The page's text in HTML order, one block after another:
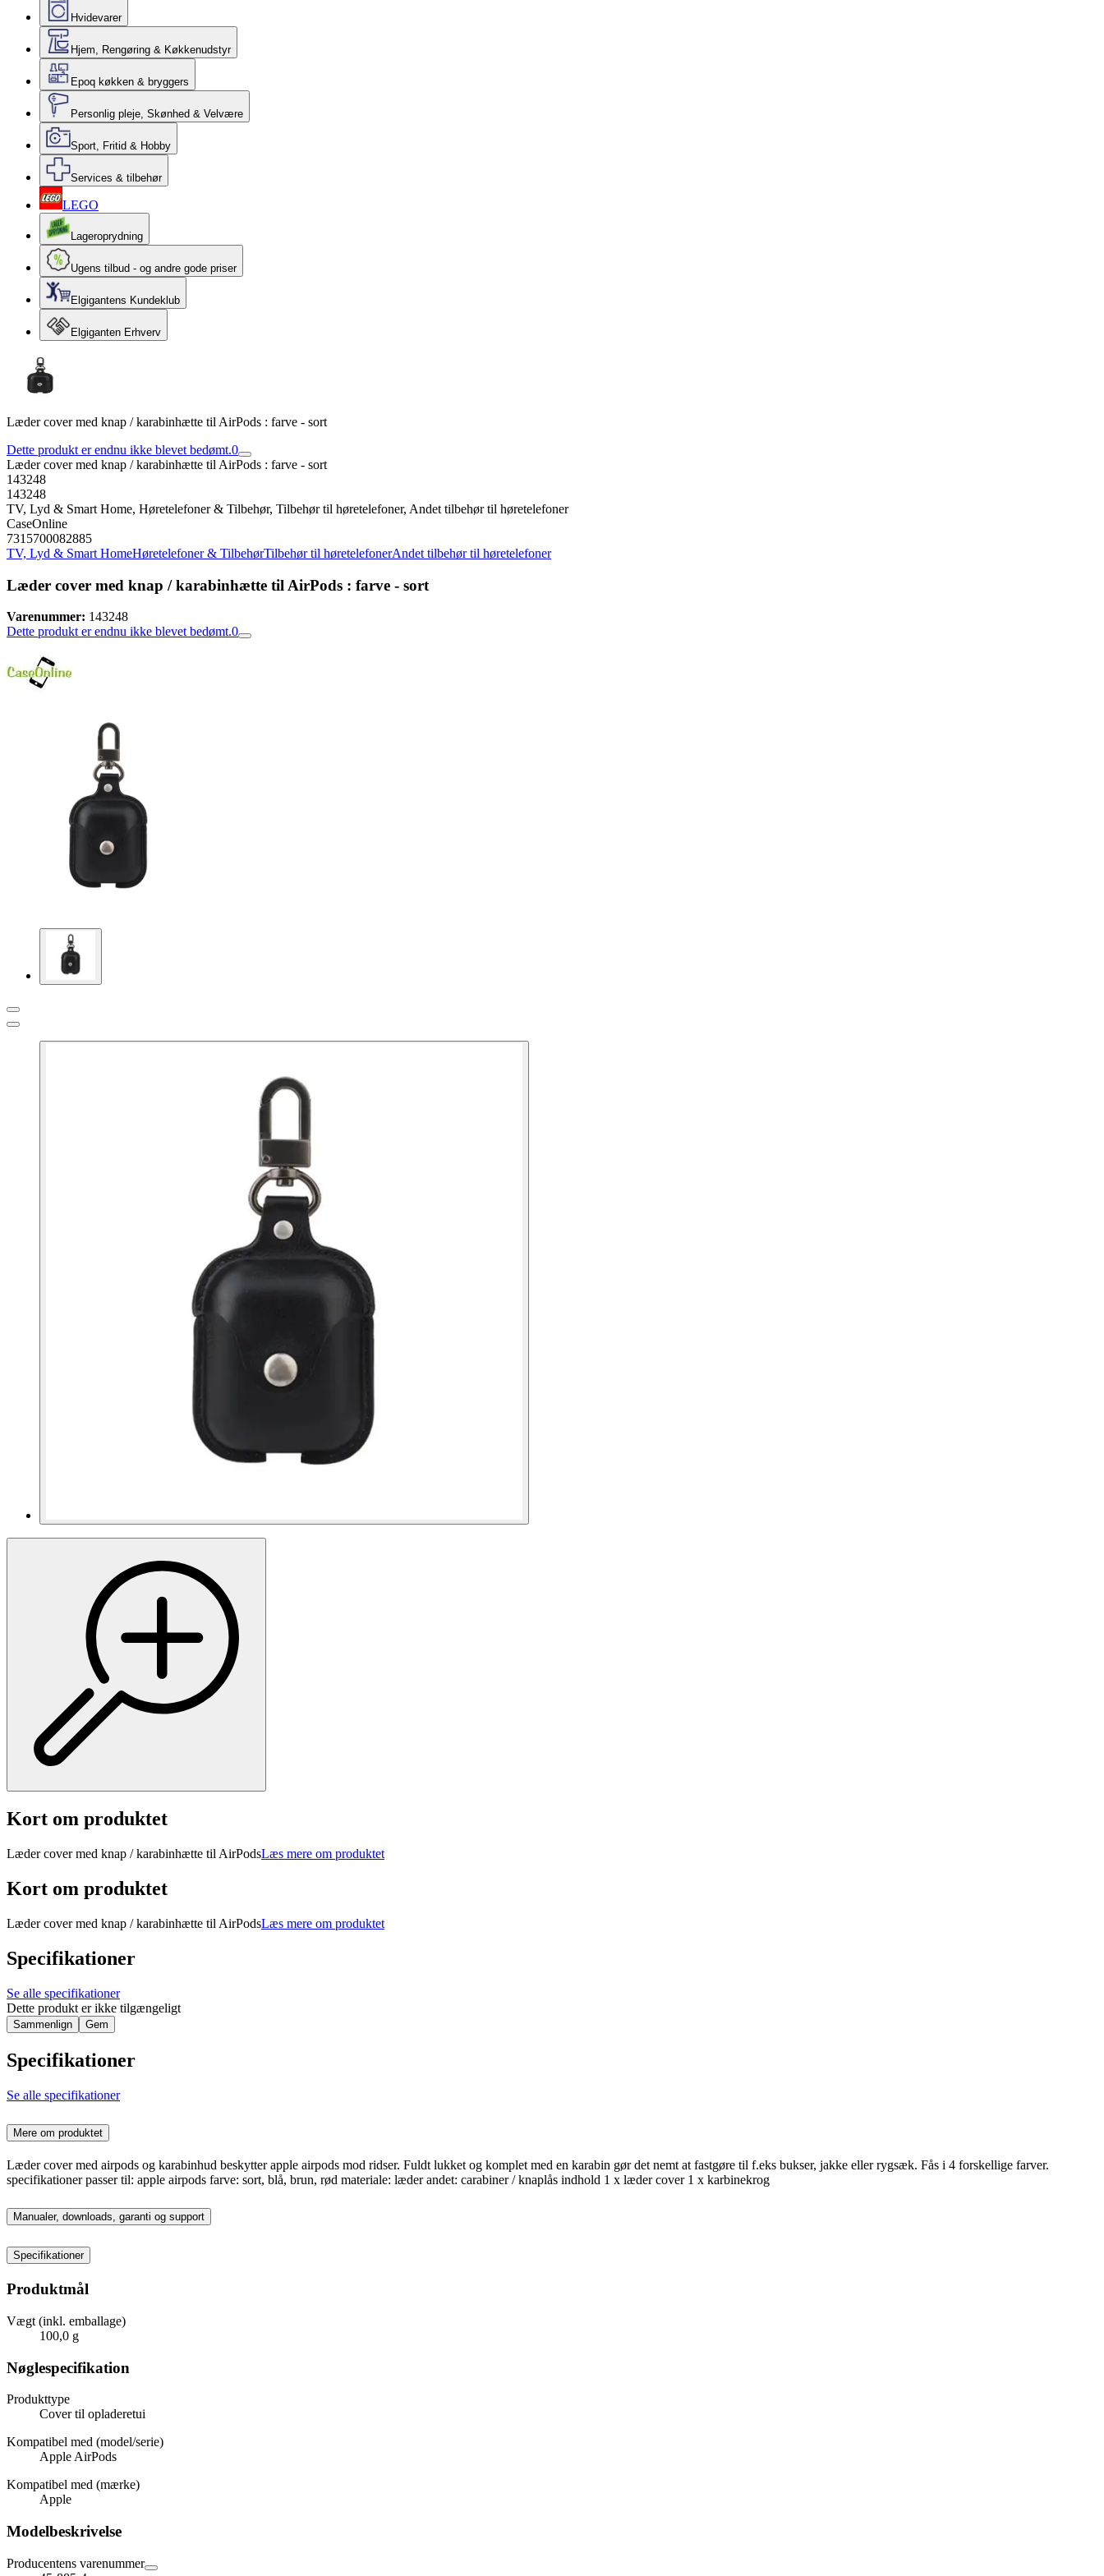
Hvidevarer
Hjem, Rengøring & Køkkenudstyr
Epoq køkken & bryggers
Personlig pleje, Skønhed & Velvære
Sport, Fritid & Hobby
Services & tilbehør
LEGO
Lageroprydning
Ugens tilbud - og andre gode priser
Elgigantens Kundeklub
Elgiganten Erhverv
Læder cover med knap / karabinhætte til AirPods : farve - sort
Dette produkt er endnu ikke blevet bedømt.0
Læder cover med knap / karabinhætte til AirPods : farve - sort
143248
143248
TV, Lyd & Smart Home, Høretelefoner & Tilbehør, Tilbehør til høretelefoner, Andet tilbehør til høretelefoner
CaseOnline
7315700082885
TV, Lyd & Smart HomeHøretelefoner & TilbehørTilbehør til høretelefonerAndet tilbehør til høretelefoner
Læder cover med knap / karabinhætte til AirPods : farve - sort
Varenummer: 143248
Dette produkt er endnu ikke blevet bedømt.0
Kort om produktet
Læder cover med knap / karabinhætte til AirPodsLæs mere om produktet
Kort om produktet
Læder cover med knap / karabinhætte til AirPodsLæs mere om produktet
Specifikationer
Se alle specifikationer
Dette produkt er ikke tilgængeligt
Sammenlign Gem
Specifikationer
Se alle specifikationer
Mere om produktet
Læder cover med airpods og karabinhud beskytter apple airpods mod ridser. Fuldt lukket og komplet med en karabin gør det nemt at fastgøre til f.eks bukser, jakke eller rygsæk. Fås i 4 forskellige farver.
specifikationer passer til: apple airpods farve: sort, blå, brun, rød materiale: læder andet: carabiner / knaplås indhold 1 x læder cover 1 x karbinekrog
Manualer, downloads, garanti og support
Specifikationer
Produktmål
Vægt (inkl. emballage)
100,0 g
Nøglespecifikation
Produkttype
Cover til opladeretui
Kompatibel med (model/serie)
Apple AirPods
Kompatibel med (mærke)
Apple
Modelbeskrivelse
Producentens varenummer